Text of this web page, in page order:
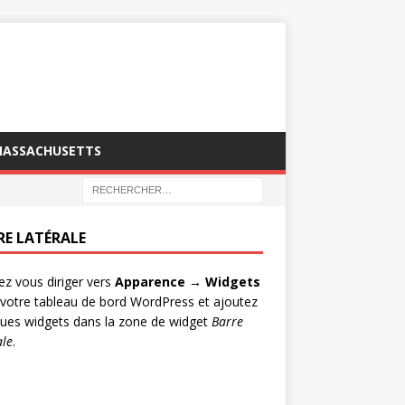
LATÉRALE
vous diriger vers Apparence → Widgets
tableau de bord WordPress et ajoutez
widgets dans la zone de widget Barre
.